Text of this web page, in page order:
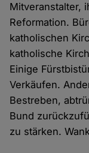
Mitveranstalter,
Reformation.
katholischen
katholische
Einige
Verkäufen.
Bestreben,
Bund
zu stärken.